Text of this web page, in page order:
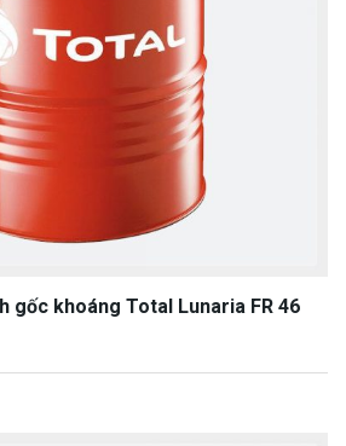
gốc khoáng Total Lunaria FR 46